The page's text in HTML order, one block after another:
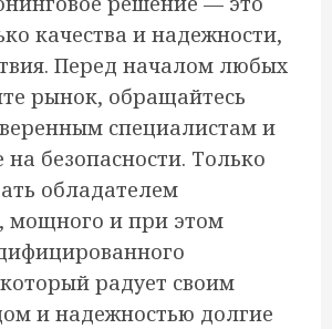
качества и надежности,
Перед началом любых
рынок, обращайтесь
специалистам и
на безопасности. Только
обладателем
мощного и при этом
радует своим
и надежностью долгие